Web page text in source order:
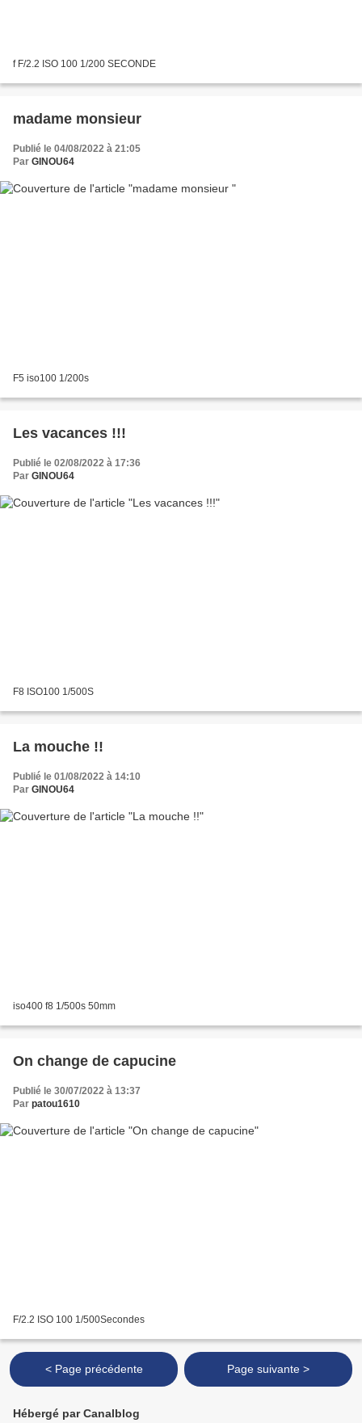
f F/2.2 ISO 100 1/200 SECONDE
madame monsieur
Publié le 04/08/2022 à 21:05
Par GINOU64
F5 iso100 1/200s
Les vacances !!!
Publié le 02/08/2022 à 17:36
Par GINOU64
F8 ISO100 1/500S
La mouche !!
Publié le 01/08/2022 à 14:10
Par GINOU64
iso400 f8 1/500s 50mm
On change de capucine
Publié le 30/07/2022 à 13:37
Par patou1610
F/2.2 ISO 100 1/500Secondes
< Page précédente Page suivante >
Hébergé par Canalblog